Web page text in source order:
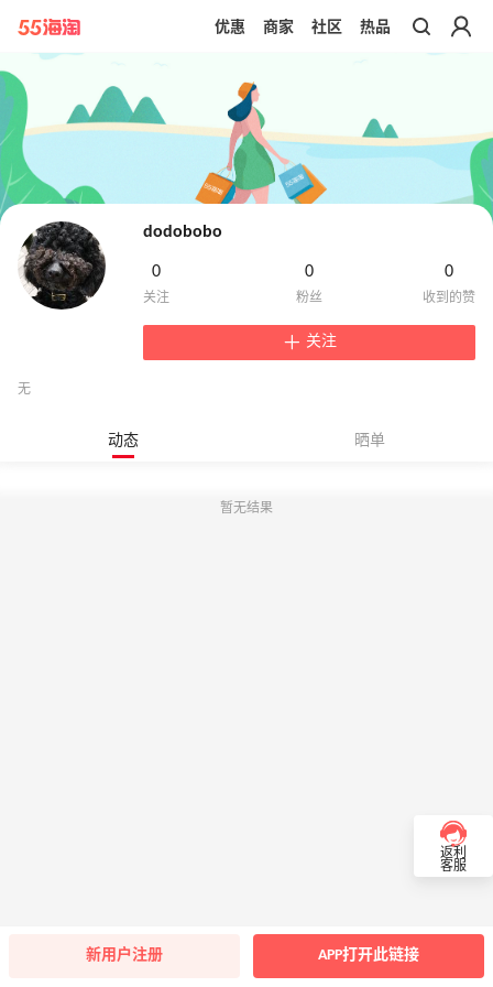
带你去官网买正品
优惠 商家 社区 热品
dodobobo
0 0 0
关注
无
动态 晒单
暂无结果
返利
客服
新用户注册 APP打开此链接